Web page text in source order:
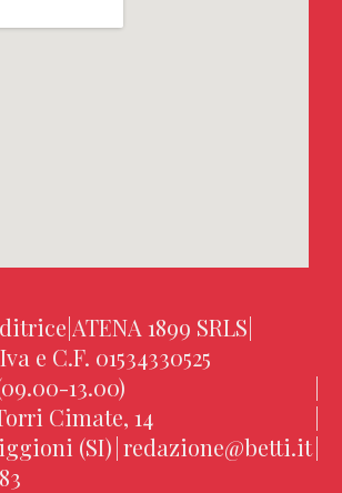
|ATENA 1899 SRLS|
e C.F. 01534330525
13.00)
|
Cimate, 14
|
(SI)|redazione@betti.it|